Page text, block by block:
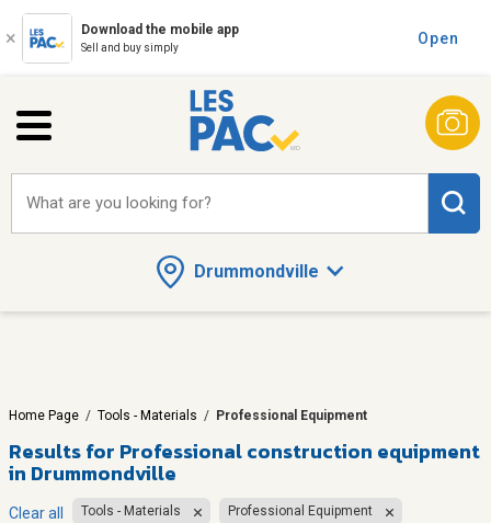
Download the mobile app
Sell and buy simply
Open
Drummondville
What are you looking for?
Home Page / Tools - Materials / Professional Equipment
Results for Professional construction equipment
in Drummondville
Clear all Tools - Materials Professional Equipment